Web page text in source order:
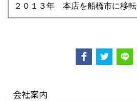
２０１３年 本店を船橋市に移転
会社案内